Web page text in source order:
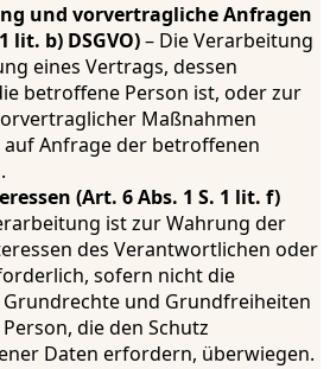
und vorvertragliche Anfragen
lit. b) DSGVO)– Die Verarbeitung
eines Vertrags, dessen
betroffene Person ist, oder zur
Maßnahmen
Anfrage der betroffenen
(Art. 6 Abs. 1 S. 1 lit. f)
ist zur Wahrung der
des Verantwortlichen oder
sofern nicht die
und Grundfreiheiten
die den Schutz
Daten erfordern, überwiegen.